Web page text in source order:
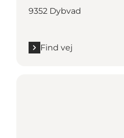
9352 Dybvad
Find vej